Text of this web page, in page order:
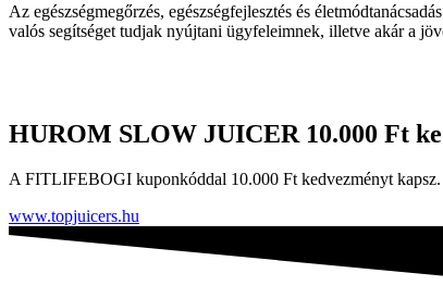
Az egészségmegőrzés, egészségfejlesztés és
valós segítséget tudjak nyújtani ügyfeleimnek, illetve akár a
HUROM SLOW JUICER 10.000 Ft
A FITLIFEBOGI kuponkóddal 10.000 Ft kedvezményt kapsz.
www.topjuicers.hu